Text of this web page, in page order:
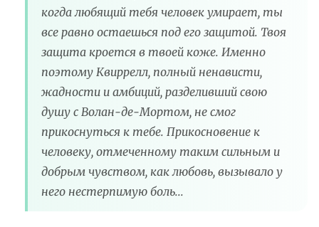
когда любящий тебя человек умирает, ты
все равно остаешься под его защитой. Твоя
защита кроется в твоей коже. Именно
поэтому Квиррелл, полный ненависти,
жадности и амбиций, разделивший свою
душу с Волан-де-Мортом, не смог
прикоснуться к тебе. Прикосновение к
человеку, отмеченному таким сильным и
добрым чувством, как любовь, вызывало у
него нестерпимую боль...